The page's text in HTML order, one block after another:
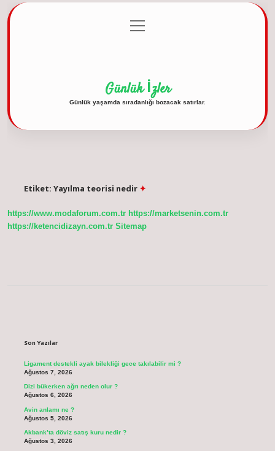
Gizlilik Politikası
menüyü
aç
Günlük İzler
Günlük yaşamda sıradanlığı bozacak satırlar.
Etiket: Yayılma teorisi nedir
https://www.modaforum.com.tr https://marketsenin.com.tr
https://ketencidizayn.com.tr Sitemap
Son Yazılar
Ligament destekli ayak bilekliği gece takılabilir mi ?
Ağustos 7, 2026
Dizi bükerken ağrı neden olur ?
Ağustos 6, 2026
Avin anlamı ne ?
Ağustos 5, 2026
Akbank’ta döviz satış kuru nedir ?
Ağustos 3, 2026